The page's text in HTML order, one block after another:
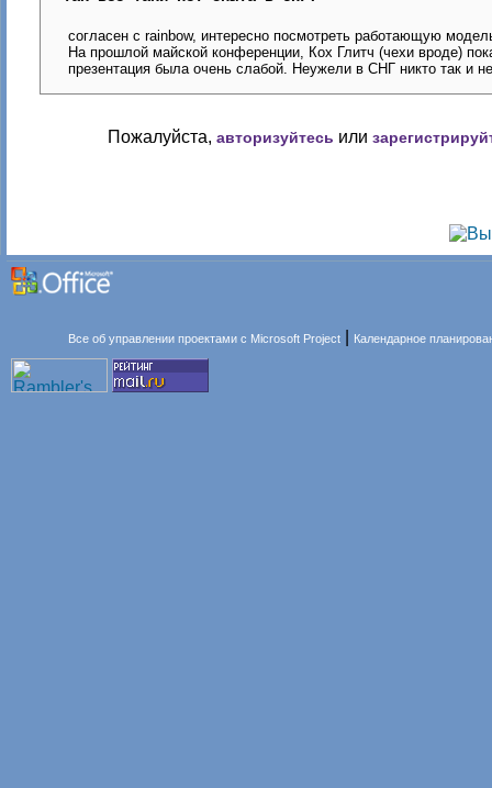
согласен с rainbow, интересно посмотреть работающую
На прошлой майской конференции, Кох Глитч (чехи вроде)
презентация была очень слабой. Неужели в СНГ никто так и
Пожалуйста, авторизуйтесь или
Все об управлении проектами с Microsoft Project Календарное